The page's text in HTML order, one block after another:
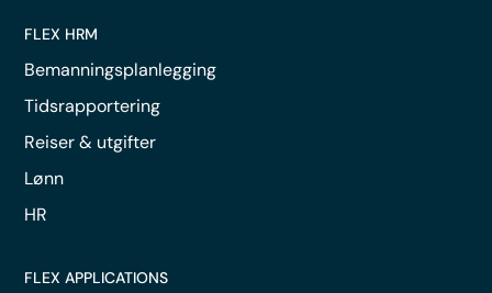
FLEX HRM
Bemanningsplanlegging
Tidsrapportering
Reiser & utgifter
Lønn
HR
FLEX APPLICATIONS